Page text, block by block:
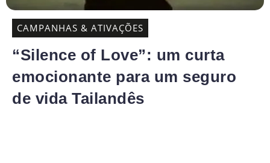
CAMPANHAS & ATIVAÇÕES
“Silence of Love”: um curta
emocionante para um seguro
de vida Tailandês